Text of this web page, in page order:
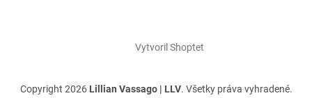
Vytvoril Shoptet
Copyright 2026 Lillian Vassago | LLV. Všetky práva vyhradené.